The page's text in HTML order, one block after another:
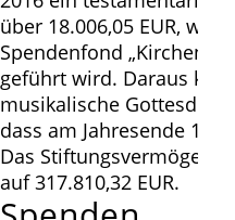
über 18.006,05 EUR,
Spendenfond
geführt wird. Daraus
musikalische
dass am Jahresende
Das Stiftungsvermögen
auf 317.810,32 EUR.